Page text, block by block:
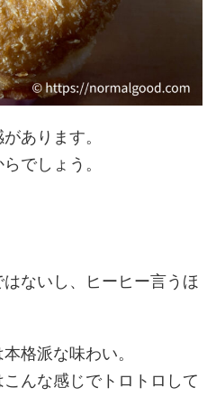
あります。
でしょう。
ないし、ヒーヒー言うほ
格派な味わい。
んな感じでトロトロして